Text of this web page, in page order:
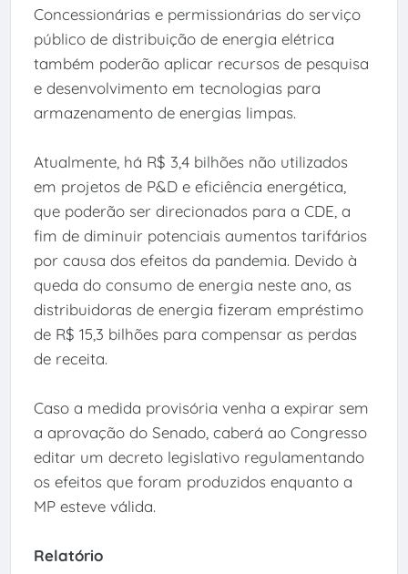
Concessionárias e permissionárias do serviço
público de distribuição de energia elétrica
também poderão aplicar recursos de pesquisa
e desenvolvimento em tecnologias para
armazenamento de energias limpas.
Atualmente, há R$ 3,4 bilhões não utilizados
em projetos de P&D e eficiência energética,
que poderão ser direcionados para a CDE, a
fim de diminuir potenciais aumentos tarifários
por causa dos efeitos da pandemia. Devido à
queda do consumo de energia neste ano, as
distribuidoras de energia fizeram empréstimo
de R$ 15,3 bilhões para compensar as perdas
de receita.
Caso a medida provisória venha a expirar sem
a aprovação do Senado, caberá ao Congresso
editar um decreto legislativo regulamentando
os efeitos que foram produzidos enquanto a
MP esteve válida.
Relatório